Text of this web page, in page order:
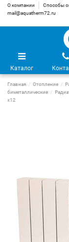
О компании Способы
mail@aquatherm72.ru
Каталог
Главная Отопление
биметаллические
х12